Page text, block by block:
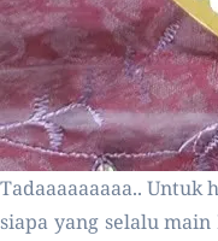
Tadaaaaaaaaa.. Untuk
siapa yang selalu